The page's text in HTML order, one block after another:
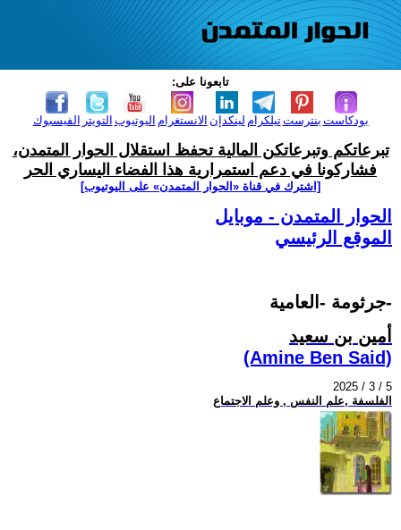
تابعونا على:
الفيسبوك التويتر اليوتيوب الانستغرام لينكدإن تيلكرامبنترست بودكاست
تبرعاتكم وتبرعاتكن المالية تحفظ استقلال الحوار المتمدن،
فشاركونا في دعم استمرارية هذا الفضاء اليساري الحر
[اشترك في قناة ‫«الحوار المتمدن» على اليوتيوب]
الحوار المتمدن - موبايل
الموقع الرئيسي
جرثومة -العامية-
أمين بن سعيد
(Amine Ben Said)
2025 / 3 / 5
الفلسفة ,علم النفس , وعلم الاجتماع